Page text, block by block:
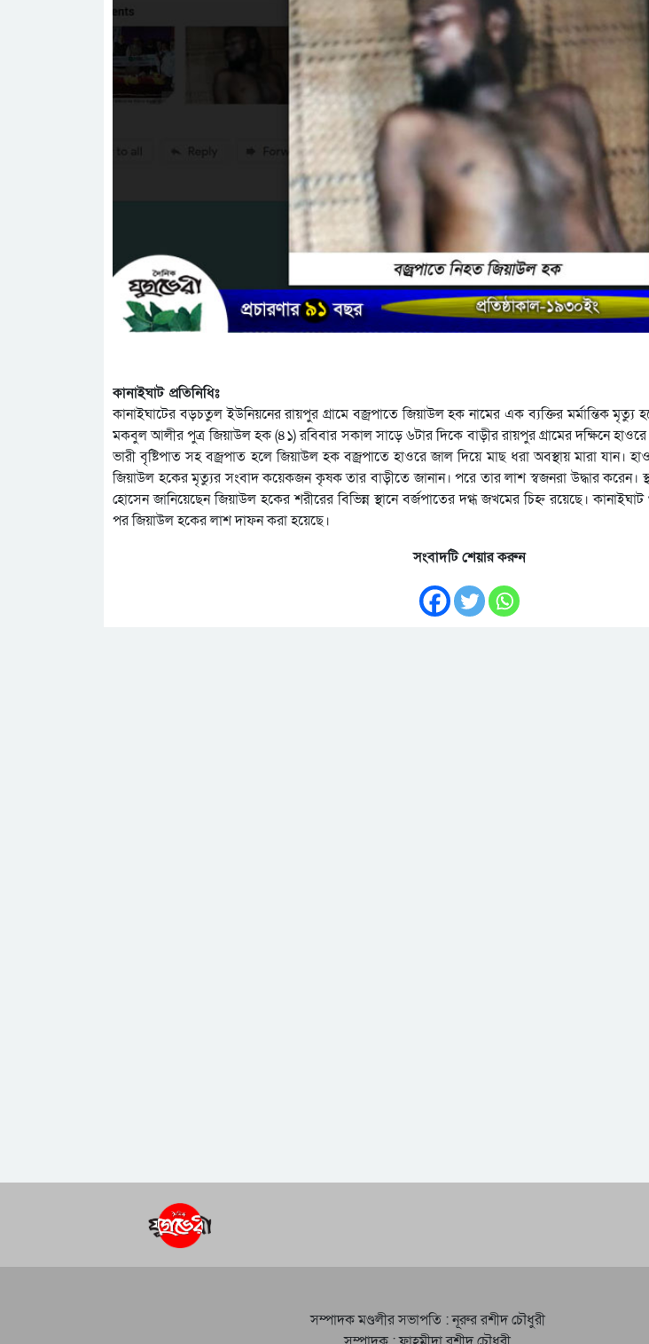
কানাইঘাট প্রতিনিধিঃ
কানাইঘাটের বড়চতুল ইউনিয়নের রায়পুর গ্রামে বজ্রপাতে জিয়াউল হক নামের এক ব্যক্তির মর্মান্তিক মৃত্যু
মকবুল আলীর পুত্র জিয়াউল হক (৪১) রবিবার সকাল সাড়ে ৬টার দিকে বাড়ীর রায়পুর গ্রামের দক্ষিনে
ভারী বৃষ্টিপাত সহ বজ্রপাত হলে জিয়াউল হক বজ্রপাতে হাওরে জাল দিয়ে মাছ ধরা অবস্থায় মারা যান।
জিয়াউল হকের মৃত্যুর সংবাদ কয়েকজন কৃষক তার বাড়ীতে জানান। পরে তার লাশ স্বজনরা উদ্ধার করেন।
হোসেন জানিয়েছেন জিয়াউল হকের শরীরের বিভিন্ন স্থানে বর্জপাতের দগ্ধ জখমের চিহ্ন রয়েছে।
পর জিয়াউল হকের লাশ দাফন করা হয়েছে।
সংবাদটি শেয়ার করুন
সম্পাদক মণ্ডলীর সভাপতি : নূরুর রশীদ চৌধুরী